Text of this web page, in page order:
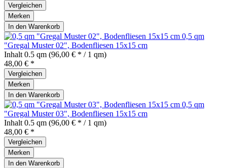
Vergleichen
Merken
In den Warenkorb
0,5 qm
"Gregal Muster 02", Bodenfliesen 15x15 cm
Inhalt 0.5 qm (96,00 € * / 1 qm)
48,00 € *
Vergleichen
Merken
In den Warenkorb
0,5 qm
"Gregal Muster 03", Bodenfliesen 15x15 cm
Inhalt 0.5 qm (96,00 € * / 1 qm)
48,00 € *
Vergleichen
Merken
In den Warenkorb